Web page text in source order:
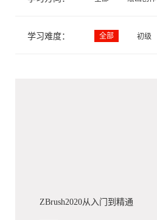
学习难度： 全部 初级
ZBrush2020从入门到精通